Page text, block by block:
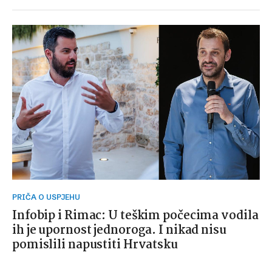
PRIČA O USPJEHU
Infobip i Rimac: U teškim počecima vodila
ih je upornost jednoroga. I nikad nisu
pomislili napustiti Hrvatsku